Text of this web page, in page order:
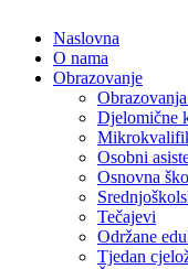
Naslovna
O nama
Obrazovanje
Djelomične
Osobni
Osnovna
Tečajevi
Održane
Tjedan